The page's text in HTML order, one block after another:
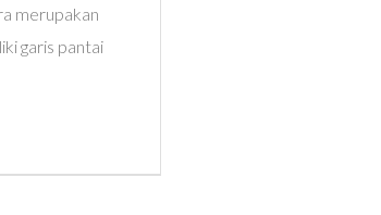
merupakan
garis pantai